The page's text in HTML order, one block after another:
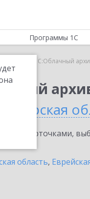
Программы 1С
1С:Облачный
карточками,
область,